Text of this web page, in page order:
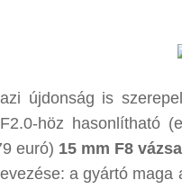
újdonság is
höz hasonlítható
euró) 15 mm F8
a gyártó